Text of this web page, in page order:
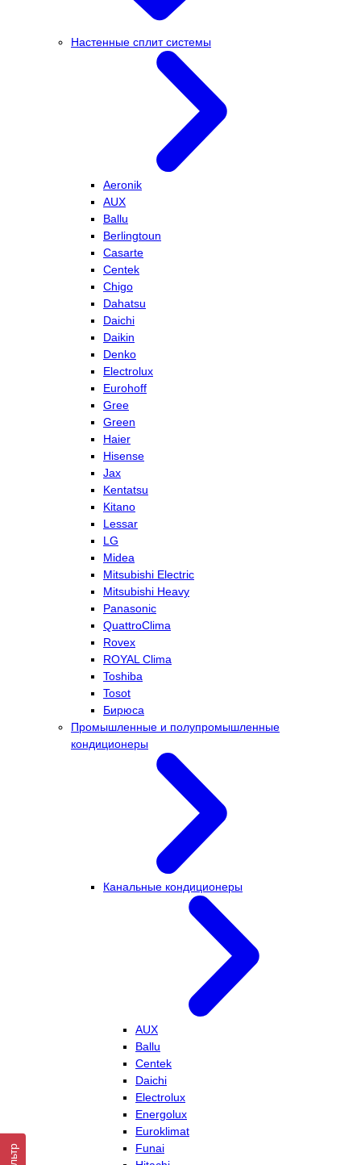
Настенные сплит системы
Aeronik
AUX
Ballu
Berlingtoun
Casarte
Centek
Chigo
Dahatsu
Daichi
Daikin
Denko
Electrolux
Eurohoff
Gree
Green
Haier
Hisense
Jax
Kentatsu
Kitano
Lessar
LG
Midea
Mitsubishi Electric
Mitsubishi Heavy
Panasonic
QuattroClima
Rovex
ROYAL Clima
Toshiba
Tosot
Бирюса
Промышленные и полупромышленные
кондиционеры
Канальные кондиционеры
AUX
Ballu
Centek
Daichi
Electrolux
Energolux
Euroklimat
Funai